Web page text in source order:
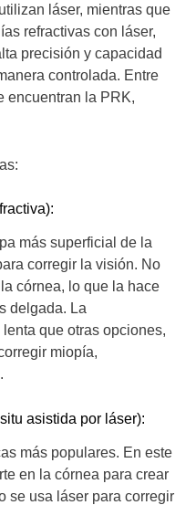
láser, mientras que
refractivas con láser,
precisión y capacidad
controlada. Entre
encuentran la PRK,
más superficial de la
corregir la visión. No
córnea, lo que la hace
delgada. La
que otras opciones,
miopía,
asistida por láser):
más populares. En este
en la córnea para crear
se usa láser para corregir